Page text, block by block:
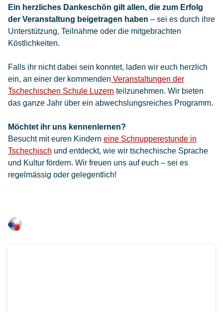
Ein herzliches Dankeschön gilt allen, die zum Erfolg
der Veranstaltung beigetragen haben – sei es durch ihre
Unterstützung, Teilnahme oder die mitgebrachten
Köstlichkeiten.
Falls ihr nicht dabei sein konntet, laden wir euch herzlich
ein, an einer der kommenden Veranstaltungen der
Tschechischen Schule Luzern teilzunehmen. Wir bieten
das ganze Jahr über ein abwechslungsreiches Programm.
Möchtet ihr uns kennenlernen?
Besucht mit euren Kindern eine Schnupperestunde in
Tschechisch und entdeckt, wie wir tschechische Sprache
und Kultur fördern. Wir freuen uns auf euch – sei es
regelmässig oder gelegentlich!